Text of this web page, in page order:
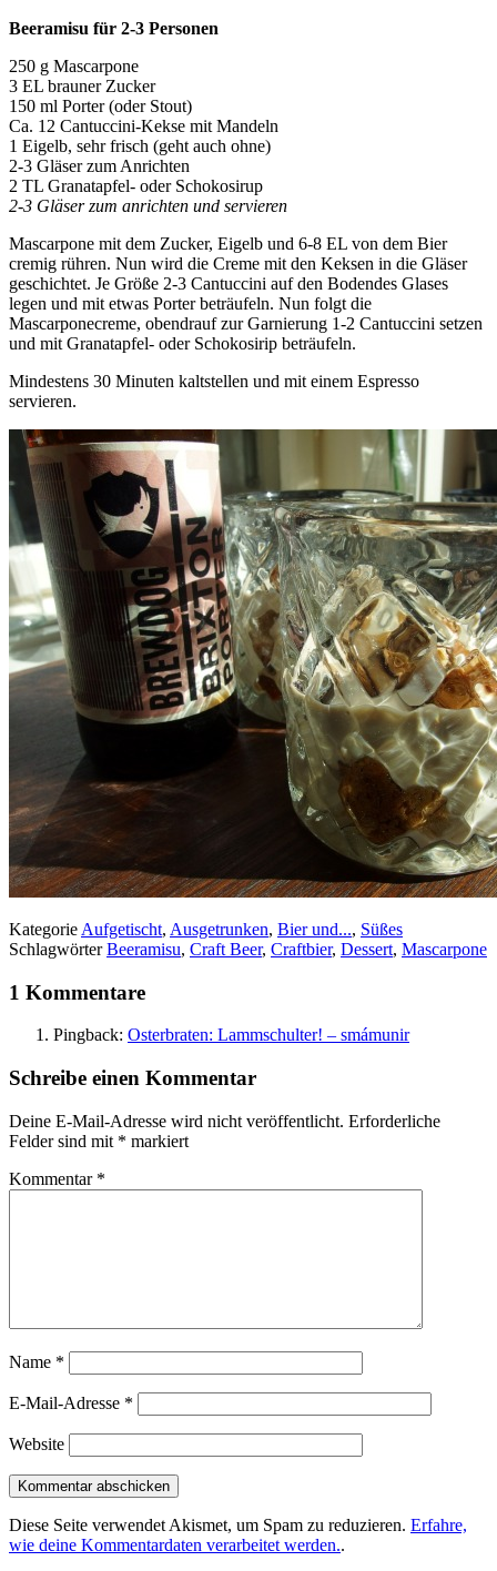
Beeramisu für 2-3 Personen
250 g Mascarpone
3 EL brauner Zucker
150 ml Porter (oder Stout)
Ca. 12 Cantuccini-Kekse mit Mandeln
1 Eigelb, sehr frisch (geht auch ohne)
2-3 Gläser zum Anrichten
2 TL Granatapfel- oder Schokosirup
2-3 Gläser zum anrichten und servieren
Mascarpone mit dem Zucker, Eigelb und 6-8 EL von dem Bier
cremig rühren. Nun wird die Creme mit den Keksen in die Gläser
geschichtet. Je Größe 2-3 Cantuccini auf den Bodendes Glases
legen und mit etwas Porter beträufeln. Nun folgt die
Mascarponecreme, obendrauf zur Garnierung 1-2 Cantuccini setzen
und mit Granatapfel- oder Schokosirip beträufeln.
Mindestens 30 Minuten kaltstellen und mit einem Espresso
servieren.
Kategorie Aufgetischt, Ausgetrunken, Bier und..., Süßes
SchlagwörterBeeramisu, Craft Beer, Craftbier, Dessert, Mascarpone
1 Kommentare
Pingback: Osterbraten: Lammschulter! – smámunir
Schreibe einen Kommentar
Deine E-Mail-Adresse wird nicht veröffentlicht. Erforderliche
Felder sind mit * markiert
Kommentar *
Name *
E-Mail-Adresse *
Website
Diese Seite verwendet Akismet, um Spam zu reduzieren. Erfahre,
wie deine Kommentardaten verarbeitet werden..